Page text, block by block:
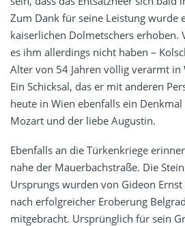
Zum Dank für seine Leistung wurde
kaiserlichen Dolmetschers erhoben.
es ihm allerdings nicht haben –
Alter von 54 Jahren völlig verarmt in
Ein Schicksal, das er mit anderen
heute in Wien ebenfalls ein
Mozart und der liebe Augustin.
Ebenfalls an die Türkenkriege
nahe der Mauerbachstraße. Die
Ursprungs wurden von Gideon
nach erfolgreicher Eroberung
mitgebracht. Ursprünglich für sein